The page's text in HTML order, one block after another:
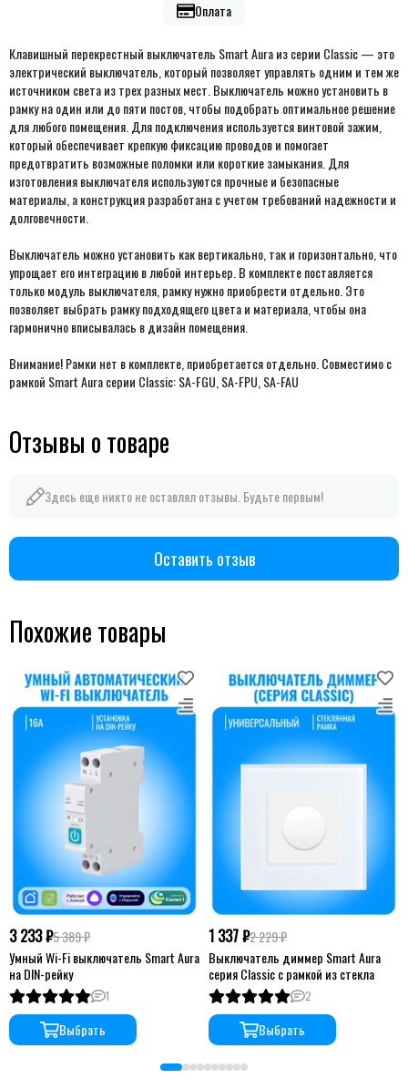
Оплата
Клавишный перекрестный выключатель Smart Aura из серии Classic — это
электрический выключатель, который позволяет управлять одним и тем же
источником света из трех разных мест. Выключатель можно установить в
рамку на один или до пяти постов, чтобы подобрать оптимальное решение
для любого помещения. Для подключения используется винтовой зажим,
который обеспечивает крепкую фиксацию проводов и помогает
предотвратить возможные поломки или короткие замыкания. Для
изготовления выключателя используются прочные и безопасные
материалы, а конструкция разработана с учетом требований надежности и
долговечности.
Выключатель можно установить как вертикально, так и горизонтально, что
упрощает его интеграцию в любой интерьер. В комплекте поставляется
только модуль выключателя, рамку нужно приобрести отдельно. Это
позволяет выбрать рамку подходящего цвета и материала, чтобы она
гармонично вписывалась в дизайн помещения.
Внимание! Рамки нет в комплекте, приобретается отдельно. Совместимо с
рамкой Smart Aura серии Classic:SA-FGU, SA-FPU, SA-FAU
Отзывы о товаре
Здесь еще никто не оставлял отзывы. Будьте первым!
Оставить отзыв
Похожие товары
3 233 ₽5 389 ₽
Умный Wi-Fi выключатель Smart Aura
на DIN-рейку
1
Выбрать
1 337 ₽2 229 ₽
Выключатель диммер Smart Aura
серия Classic с рамкой из стекла
2
Выбрать